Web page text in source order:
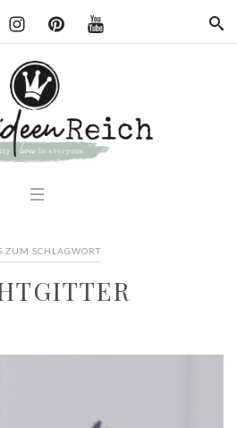
ZUM SCHLAGWORT